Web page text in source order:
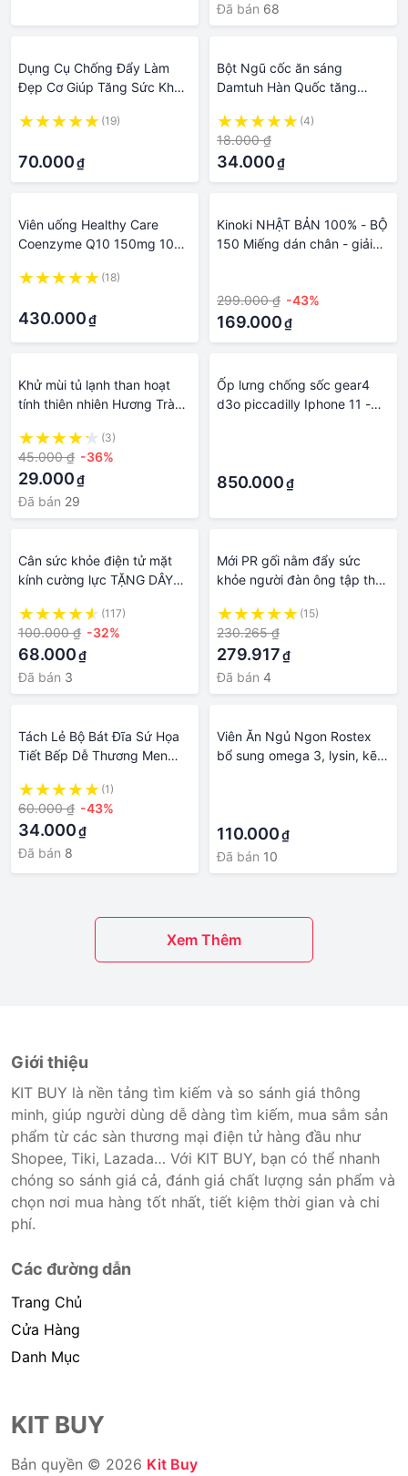
Đã bán 68
Dụng Cụ Chống Đẩy Làm
Đẹp Cơ Giúp Tăng Sức Khỏe
Gym Tại Nhà, Hỗ Trợ Hít Đất
(19)
70.000₫
Bột Ngũ cốc ăn sáng
Damtuh Hàn Quốc tăng
giảm cân
(4)
18.000 ₫
34.000₫
Viên uống Healthy Care
Coenzyme Q10 150mg 100
tim mạch
(18)
430.000₫
Kinoki NHẬT BẢN 100% - BỘ
150 Miếng dán chân - giải
bàn chân có thể hút hết chất
độc trong cơ thể massage
chân Kinoki NHẬT BẢN
299.000 ₫ -43%
169.000₫
Khử mùi tủ lạnh than hoạt
tính thiên nhiên Hương Trà
khuẩn hiểu quả an toàn sức
khỏe K90
(3)
45.000 ₫ -36%
29.000₫
Đã bán 29
Ốp lưng chống sốc gear4
d3o piccadilly Iphone 11 -
người sử dụng, đa dạng mẫu
850.000₫
Cân sức khỏe điện tử mặt
kính cường lực TẶNG DÂY
(117)
100.000 ₫ -32%
68.000₫
Đã bán 3
Mới PR gối nằm đẩy sức
khỏe người đàn ông tập thể
tay bánh xe chuyên nghiệp
kiểm soát kiểm soát kiểm
soát
(15)
230.265 ₫
279.917₫
Đã bán 4
Tách Lẻ Bộ Bát Đĩa Sứ Họa
Tiết Bếp Dễ Thương Men
Sức Khỏe Gosumi HTB01
(1)
60.000 ₫ -43%
34.000₫
Đã bán 8
Viên Ăn Ngủ Ngon Rostex
bổ sung omega 3, lysin, kẽm
110.000₫
Đã bán 10
Xem Thêm
Giới thiệu
KIT BUY là nền tảng tìm kiếm và so sánh giá thông
minh, giúp người dùng dễ dàng tìm kiếm, mua sắm sản
phẩm từ các sàn thương mại điện tử hàng đầu như
Shopee, Tiki, Lazada… Với KIT BUY, bạn có thể nhanh
chóng so sánh giá cả, đánh giá chất lượng sản phẩm và
chọn nơi mua hàng tốt nhất, tiết kiệm thời gian và chi
phí.
Các đường dẫn
Trang Chủ
Cửa Hàng
Danh Mục
KIT BUY
Bản quyền © 2026 Kit Buy